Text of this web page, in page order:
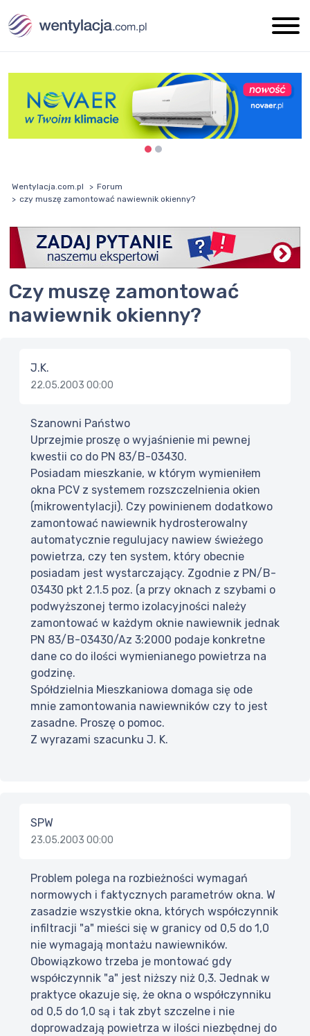
Wentylacja.com.pl
Forum
czy muszę zamontować nawiewnik okienny?
czy muszę zamontować
nawiewnik okienny?
J.K.
22.05.2003 00:00
Szanowni Państwo
Uprzejmie proszę o wyjaśnienie mi pewnej
kwestii co do PN 83/B-03430.
Posiadam mieszkanie, w którym wymieniłem
okna PCV z systemem rozszczelnienia okien
(mikrowentylacji). Czy powinienem dodatkowo
zamontować nawiewnik hydrosterowalny
automatycznie regulujacy nawiew świeżego
powietrza, czy ten system, który obecnie
posiadam jest wystarczający. Zgodnie z PN/B-
03430 pkt 2.1.5 poz. (a przy oknach z szybami o
podwyższonej termo izolacyjności należy
zamontować w każdym oknie nawiewnik jednak
PN 83/B-03430/Az 3:2000 podaje konkretne
dane co do ilości wymienianego powietrza na
godzinę.
Spółdzielnia Mieszkaniowa domaga się ode
mnie zamontowania nawiewników czy to jest
zasadne. Proszę o pomoc.
Z wyrazami szacunku J. K.
SPW
23.05.2003 00:00
Problem polega na rozbieżności wymagań
normowych i faktycznych parametrów okna. W
zasadzie wszystkie okna, których współczynnik
infiltracji "a" mieści się w granicy od 0,5 do 1,0
nie wymagają montażu nawiewników.
Obowiązkowo trzeba je montować gdy
współczynnik "a" jest niższy niż 0,3. Jednak w
praktyce okazuje się, że okna o współczynniku
od 0,5 do 1,0 są i tak zbyt szczelne i nie
doprowadzają powietrza w ilości niezbędnej do